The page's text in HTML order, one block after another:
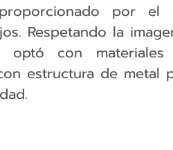
por el
Respetando la
optó con
estructura de metal